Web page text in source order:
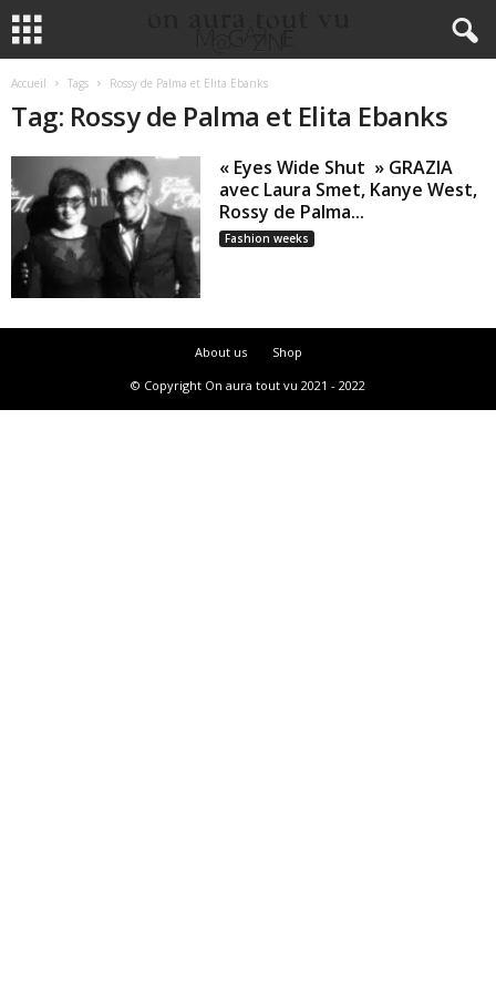
Accueil Tags Rossy de Palma et Elita Ebanks
Tag: Rossy de Palma et Elita Ebanks
« Eyes Wide Shut » GRAZIA
avec Laura Smet, Kanye West,
Rossy de Palma...
Fashion weeks
About us
Shop
© Copyright On aura tout vu 2021 - 2022